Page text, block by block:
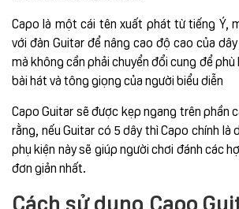
Capo là một cái tên xuất phát từ tiếng Ý,
với đàn Guitar để nâng cao độ cao của
mà không cần phải chuyển đổi cung để phù
bài hát và tông giọng của người biểu diễn
Capo Guitar sẽ được kẹp ngang trên phần
rằng, nếu Guitar có 5 dây thì Capo chính là
phụ kiện này sẽ giúp người chơi đánh các
đơn giản nhất.
Cách sử dụng Capo